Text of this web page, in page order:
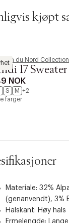
og menneskene i
tekstilveksling. com
kjøpt
du Nord Collection
17
NOK
S M +2
farger
Materiale: 32%
(genanvendt), 3%
Halskant: Høy hals